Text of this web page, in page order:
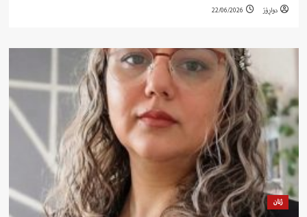
دواڕۆژ 22/06/2026
ژنان